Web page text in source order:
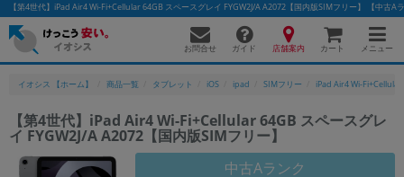
【第4世代】iPad Air4 Wi-Fi+Cellular 64GB スペースグレイ FYGW2J/A A2072【国内版SIMフリー】 【中古
お問合せ ガイド 店舗案内 カート メニュー
イオシス 【ホーム】 商品一覧 タブレット iOS ipad SIMフリー iPad Air4 Wi-Fi+Cellular
【第4世代】iPad Air4 Wi-Fi+Cellular 64GB スペースグレ
イ FYGW2J/A A2072【国内版SIMフリー】
中古Aランク
かんたんパソコン検索に切り替える